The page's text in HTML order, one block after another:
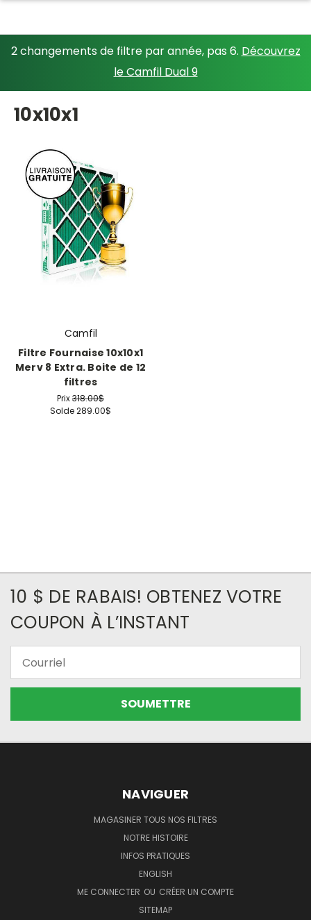
2 changements de filtre par année, pas 6. Découvrez
le Camfil Dual 9
10x10x1
Camfil
Filtre Fournaise 10x10x1
Merv 8 Extra. Boite de 12
filtres
Prix318.00$
Solde289.00$
10 $ DE RABAIS! OBTENEZ VOTRE
COUPON À L’INSTANT
NAVIGUER
MAGASINER TOUS NOS FILTRES
NOTRE HISTOIRE
INFOS PRATIQUES
ENGLISH
ME CONNECTER OU CRÉER UN COMPTE
SITEMAP